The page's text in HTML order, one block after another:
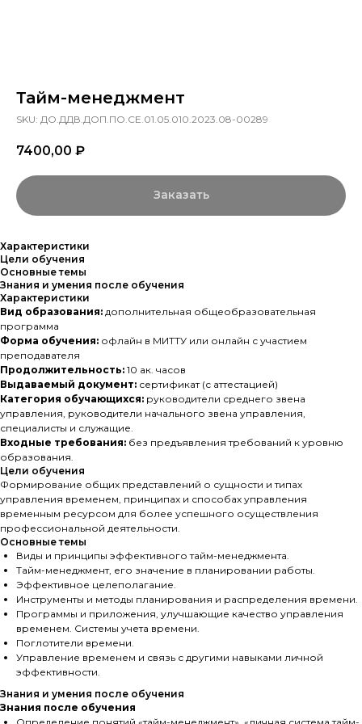
Тайм-менеджмент
SKU: ДО.ДДВ.ДОП.ПО.СЕ.01.05.010.2023.08-00289
7400,00 ₽
Заказать
Характеристики
Цели обучения
Основные темы
Знания и умения после обучения
Характеристики
Вид образования: дополнительная общеобразовательная
программа
Форма обучения: офлайн в МИТТУ или онлайн с участием
преподавателя
Продолжительность: 10 ак. часов
Выдаваемый документ: сертификат (с аттестацией)
Категория обучающихся: руководители среднего звена
управления, руководители начального звена управления,
специалисты и служащие.
Входные требования: без предъявления требований к уровню
образования.
Цели обучения
Формирование общих представлений о сущности и типах
управления временем, принципах и способах управления
временным ресурсом для более успешного осуществления
профессиональной деятельности.
Основные темы
Виды и принципы эффективного тайм-менеджмента.
Тайм-менеджмент, его значение в планировании работы.
Эффективное целеполагание.
Инструменты и методы планирования и распределения времени.
Программы и приложения, улучшающие качество управления
временем. Системы учета времени.
Поглотители времени.
Управление временем и связь с другими навыками личной
эффективности.
Знания и умения после обучения
Знания после обучения